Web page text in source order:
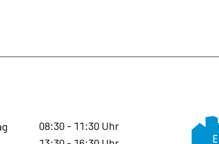
08:30- 11:30 Uhr